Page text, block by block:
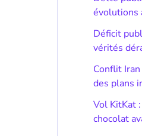
évolutions
Déficit
vérités
Conflit
des plans
Vol KitKat
chocolat